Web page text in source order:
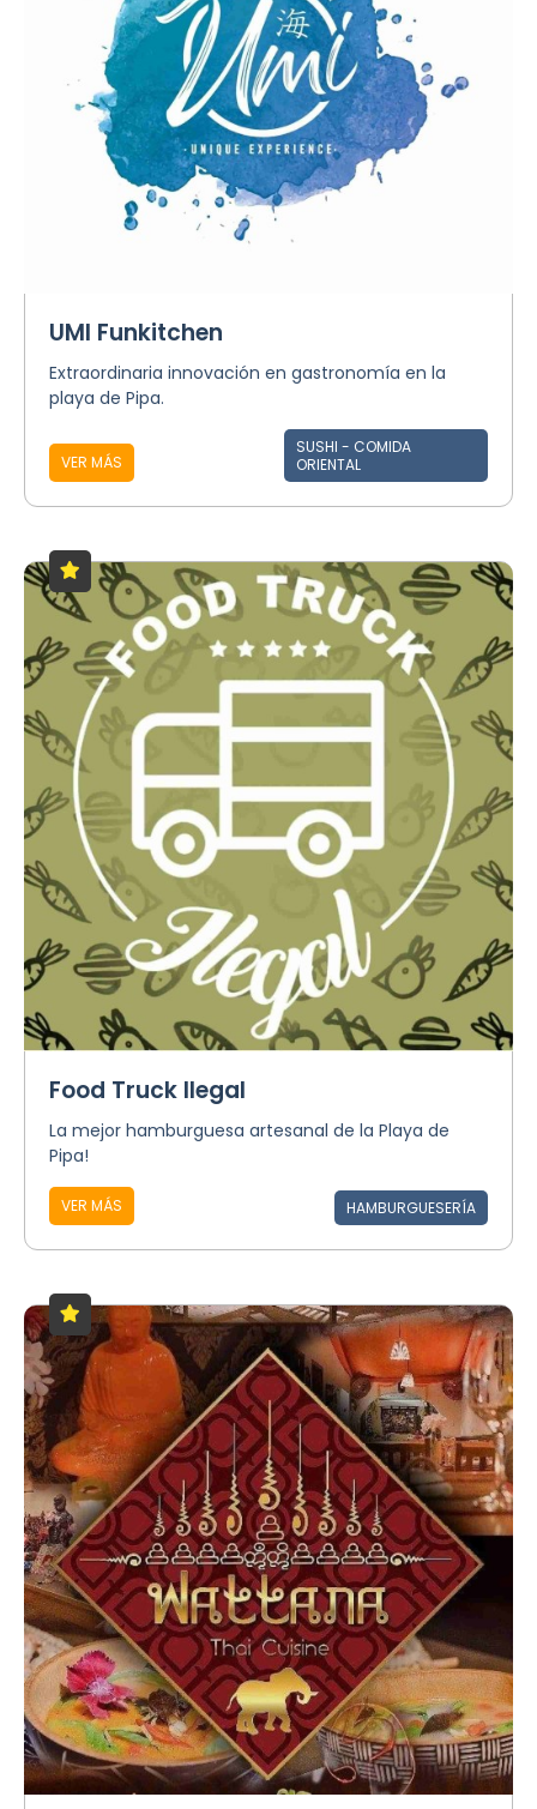
UMI Funkitchen
Extraordinaria innovación en gastronomía en la
playa de Pipa.
VER MÁS
SUSHI - COMIDA
ORIENTAL
Food Truck Ilegal
La mejor hamburguesa artesanal de la Playa de
Pipa!
VER MÁS HAMBURGUESERÍA